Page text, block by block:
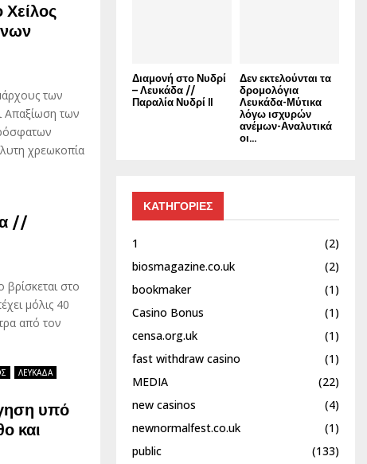
των
Απαξίωση των
χρεωκοπία
//
βρίσκεται στο
μόλις 40
από τον
ΛΕΥΚΑΔΑ
υπό
και
Διαμονή στο Νυδρί
– Λευκάδα //
Παραλία Νυδρί II
Δεν εκτελούνται τα
δρομολόγια
Λευκάδα-Μύτικα
λόγω ισχυρών
ανέμων-Αναλυτικά
οι...
ΚΑΤΗΓΟΡΙΕΣ
1
(2)
biosmagazine.co.uk
(2)
bookmaker
(1)
Casino Bonus
(1)
censa.org.uk
(1)
fast withdraw casino
(1)
MEDIA
(22)
new casinos
(4)
newnormalfest.co.uk
(1)
public
(133)